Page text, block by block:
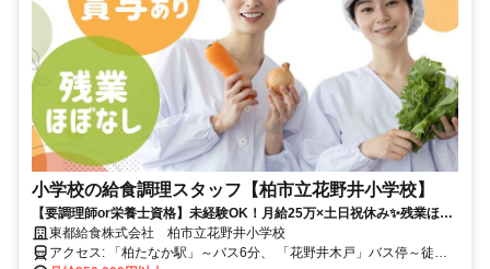
小学校の給食調理スタッフ【柏市立花野井小学校】
【要調理師or栄養士資格】未経験OK！月給25万×土日祝休み✨残業ほぼ
なしで家事・子育てと両立✨✅昇給あり✅賞与あり
東都給食株式会社 柏市立花野井小学校
アクセス: 「柏たなか駅」～バス6分、 「花野井木戸」バス停～徒歩8